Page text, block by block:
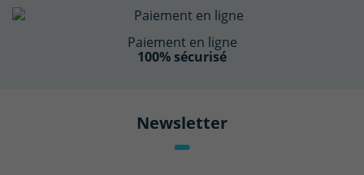
Paiement en ligne
100% sécurisé
Newsletter